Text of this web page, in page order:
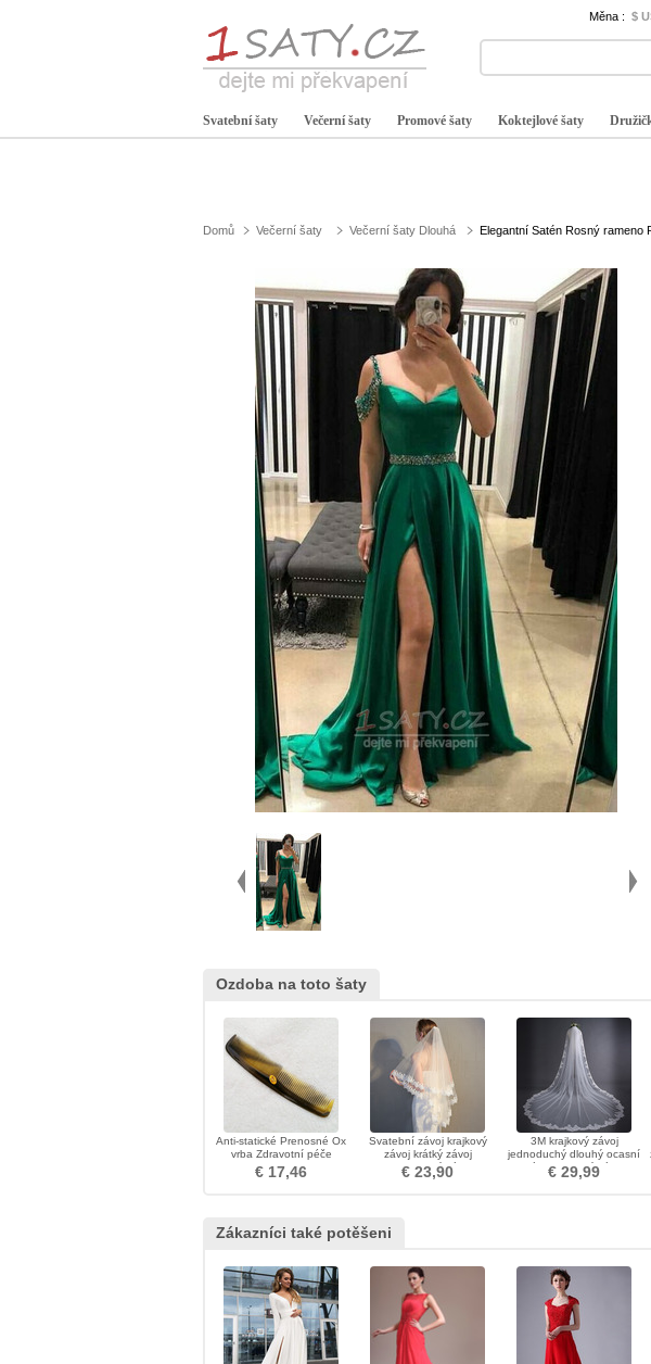
Měna : $
Svatební šaty Večerní šaty Promové šaty Koktejlové šaty
Domů Večerní šaty Večerní šaty Dlouhá Elegantní Satén Rosný
Ozdoba na toto šaty
Anti-statické Prenosné Ox
vrba Zdravotní péče
Velkoobchod ozdoba
€ 17,46
Svatební závoj krajkový
závoj krátký závoj
jednoduchý závoj
€ 23,90
3M krajkový závoj
jednoduchý dlouhý ocasní
závoj krajkový závoj
€ 29,99
Zákazníci také potěšeni